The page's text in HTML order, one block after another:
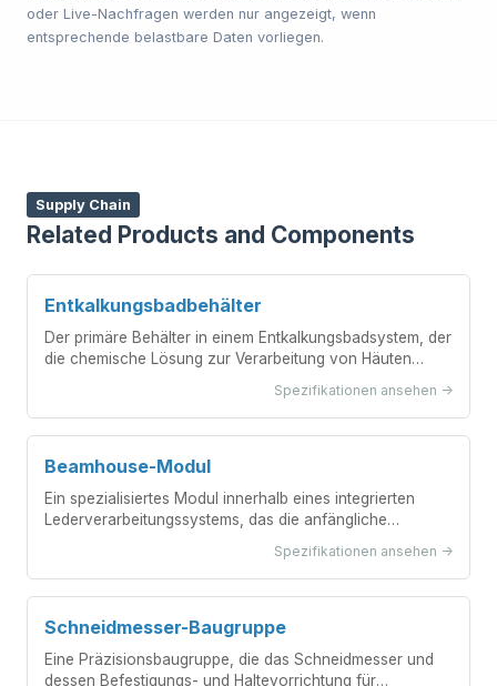
oder Live-Nachfragen werden nur angezeigt, wenn
entsprechende belastbare Daten vorliegen.
Supply Chain
Related Products and Components
Entkalkungsbadbehälter
Der primäre Behälter in einem Entkalkungsbadsystem, der
die chemische Lösung zur Verarbeitung von Häuten
Spezifikationen ansehen ->
Beamhouse-Modul
Ein spezialisiertes Modul innerhalb eines integrierten
Lederverarbeitungssystems, das die anfängliche
Spezifikationen ansehen ->
Schneidmesser-Baugruppe
Eine Präzisionsbaugruppe, die das Schneidmesser und
dessen Befestigungs- und Haltevorrichtung für